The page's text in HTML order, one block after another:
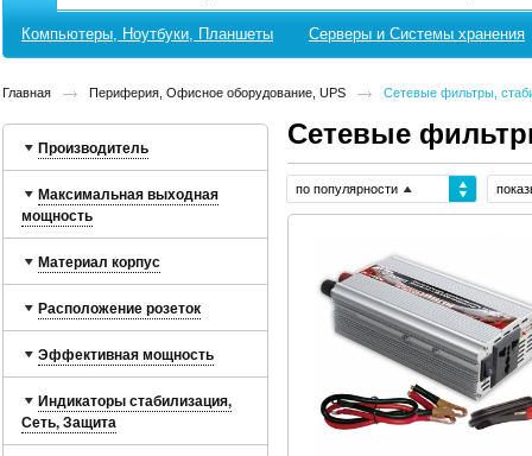
Компьютеры, Ноутбуки, Планшеты Серверы и Системы хранения
Главная Периферия, Офисное оборудование, UPS Сетевые фильтры,
Производитель
Максимальная выходная
мощность
Материал корпус
Расположение розеток
Эффективная мощность
Индикаторы стабилизация,
Сеть, Защита
Сетевые
по популярности